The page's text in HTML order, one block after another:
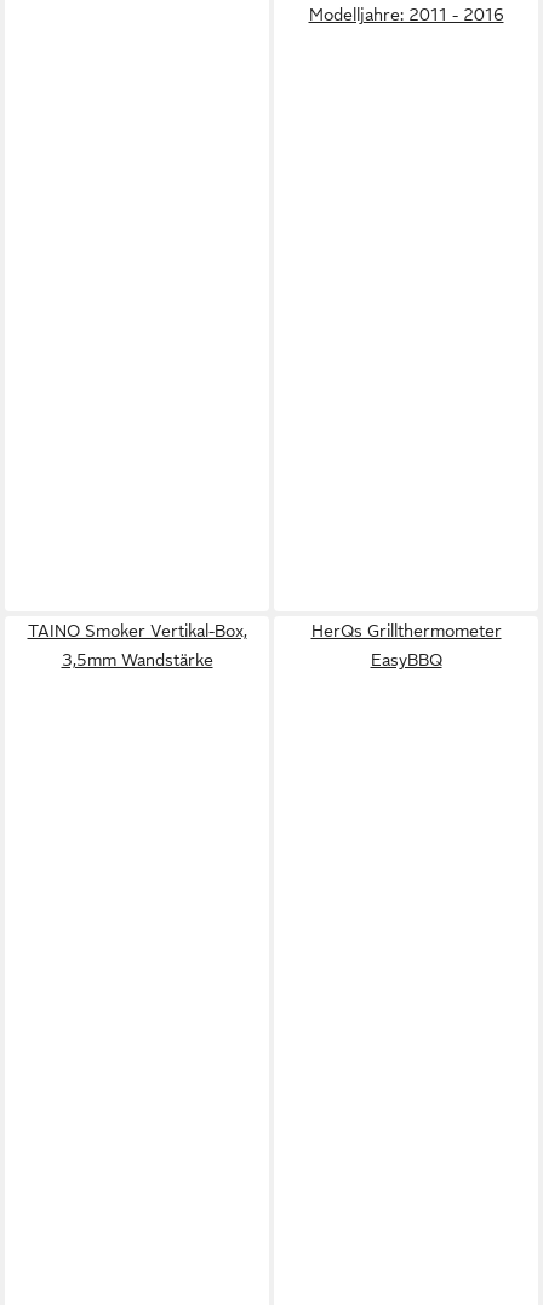
Modelljahre: 2011 - 2016
TAINO Smoker Vertikal-Box,
3,5mm Wandstärke
HerQs Grillthermometer
EasyBBQ